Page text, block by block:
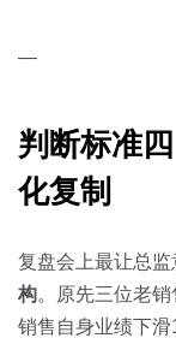
—
判断标准
化复制
复盘会上最让总
构。原先三位老
销售自身业绩下滑